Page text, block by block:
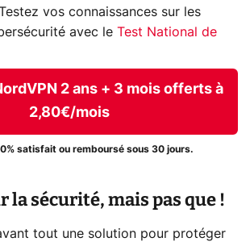
vos connaissances sur les
avec le Test National de
2 ans + 3 mois offerts à
2,80€/mois
satisfait ou remboursé sous 30 jours.
la sécurité, mais pas que !
tout une solution pour protéger